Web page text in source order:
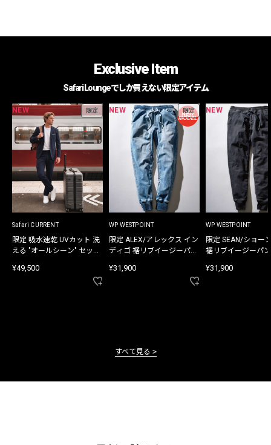
Exclusive Item
Safari Loungeでしか買えない限定アイテム
NEW 限定
Safari CURRENT
限定 吸水速乾 UVカット 洗
える "オールシーン" セット
¥49,500
NEW 限定
WP WESTPOINT
限定 ALEX/アレックス イン
ディゴ 裾リブイージーパン
¥31,900
NEW
WP WESTPOINT
限定 SEAN/ショー
裾リブイージーパ
¥31,900
すべて見る